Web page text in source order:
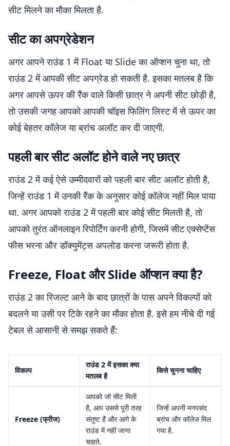
सीट मिलने का मौका मिलता है.
सीट का अपग्रेडेशन
अगर आपने राउंड 1 में Float या Slide का ऑप्शन चुना था, तो
राउंड 2 में आपकी सीट अपग्रेड हो सकती है. इसका मतलब है कि
अगर आपसे ऊपर की रैंक वाले किसी छात्र ने अपनी सीट छोड़ी है,
तो उसकी जगह आपको आपकी चॉइस फिलिंग लिस्ट में से ऊपर का
कोई बेहतर कॉलेज या ब्रांच अलॉट कर दी जाएगी.
पहली बार सीट अलॉट होने वाले नए छात्र
राउंड 2 में कई ऐसे उम्मीदवारों को पहली बार सीट अलॉट होती है,
जिन्हें राउंड 1 में उनकी रैंक के अनुसार कोई कॉलेज नहीं मिल पाया
था. अगर आपको राउंड 2 में पहली बार कोई सीट मिलती है, तो
आपको तुरंत ऑनलाइन रिपोर्टिंग करनी होगी, जिसमें सीट एक्सेप्टेंस
फीस भरना और डॉक्युमेंट्स अपलोड करना जरूरी होता है.
Freeze, Float और Slide ऑप्शन क्या है?
राउंड 2 का रिजल्ट आने के बाद छात्रों के पास अपने विकल्पों को
बदलने या उसी पर टिके रहने का मौका होता है. इसे हम नीचे दी गई
टेबल से आसानी से समझ सकते हैं:
विकल्प
राउंड 2 में इसका क्या
मतलब है
किसे चुनना चाहिए
Freeze (फ्रीज)
आपको जो सीट मिली
है, आप उससे पूरी तरह
संतुष्ट हैं और आगे के
राउंड में नहीं जाना
चाहते.
जिन्हें अपनी मनपसंद
ब्रांच और कॉलेज मिल
गया है.